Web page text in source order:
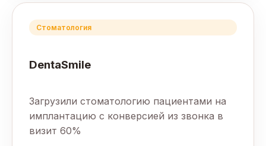
Стоматология
DentaSmile
Загрузили стоматологию пациентами на
имплантацию с конверсией из звонка в
визит 60%